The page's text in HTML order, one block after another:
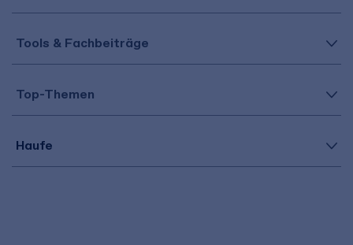
Tools & Fachbeiträge
Top-Themen
Haufe